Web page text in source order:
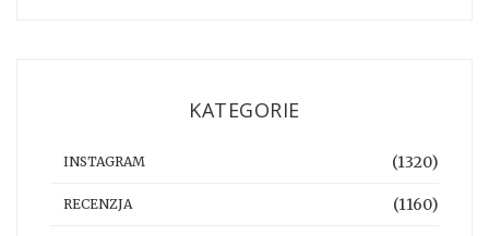
KATEGORIE
INSTAGRAM (1320)
RECENZJA (1160)